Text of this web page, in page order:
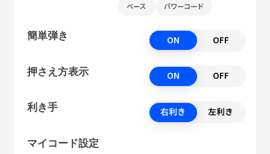
ベース パワーコード
簡単弾き ON OFF
押さえ方表示 ON OFF
利き手 右利き 左利き
マイコード設定